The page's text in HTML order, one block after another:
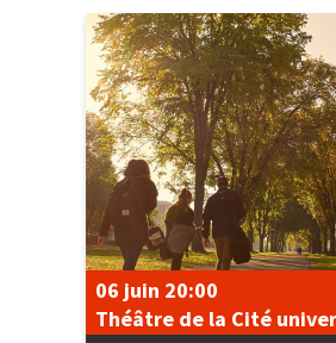
06 juin 20:00
Théâtre de la Cité